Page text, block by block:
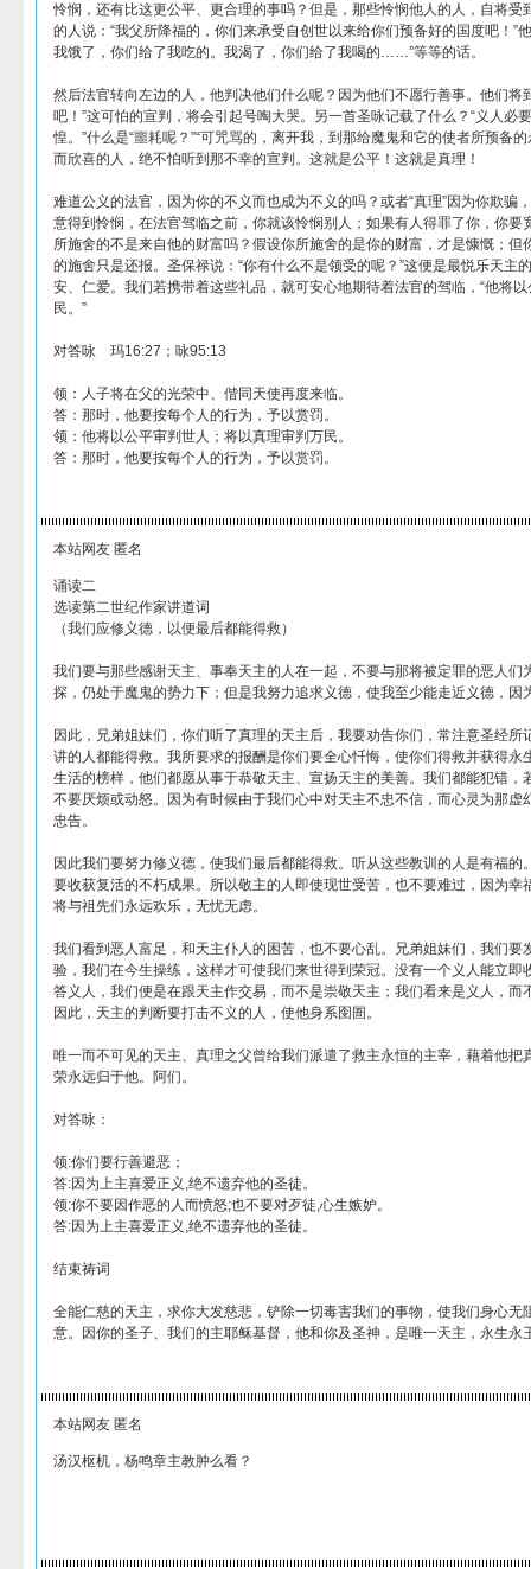
怜悯，还有比这更公平、更合理的事吗？但是，那些怜悯他人的人，自将受
的人说：“我父所降福的，你们来承受自创世以来给你们预备好的国度吧！”
我饿了，你们给了我吃的。我渴了，你们给了我喝的……”等等的话。
然后法官转向左边的人，他判决他们什么呢？因为他们不愿行善事。他们将
吧！”这可怕的宣判，将会引起号啕大哭。另一首圣咏记载了什么？“义人必
惶。”什么是“噩耗呢？”“可咒骂的，离开我，到那给魔鬼和它的使者所预备
而欣喜的人，绝不怕听到那不幸的宣判。这就是公平！这就是真理！
难道公义的法官，因为你的不义而也成为不义的吗？或者“真理”因为你欺骗
意得到怜悯，在法官驾临之前，你就该怜悯别人；如果有人得罪了你，你要
所施舍的不是来自他的财富吗？假设你所施舍的是你的财富，才是慷慨；但
的施舍只是还报。圣保禄说：“你有什么不是领受的呢？”这便是最悦乐天主
安、仁爱。我们若携带着这些礼品，就可安心地期待着法官的驾临，“他将
民。”
对答咏 玛16:27；咏95:13
领：人子将在父的光荣中、偕同天使再度来临。
答：那时，他要按每个人的行为，予以赏罚。
领：他将以公平审判世人；将以真理审判万民。
答：那时，他要按每个人的行为，予以赏罚。
本站网友 匿名
诵读二
选读第二世纪作家讲道词
（我们应修义德，以便最后都能得救）
我们要与那些感谢天主、事奉天主的人在一起，不要与那将被定罪的恶人们
探，仍处于魔鬼的势力下；但是我努力追求义德，使我至少能走近义德，因
因此，兄弟姐妹们，你们听了真理的天主后，我要劝告你们，常注意圣经所
讲的人都能得救。我所要求的报酬是你们要全心忏悔，使你们得救并获得永
生活的榜样，他们都愿从事于恭敬天主、宣扬天主的美善。我们都能犯错，
不要厌烦或动怒。因为有时候由于我们心中对天主不忠不信，而心灵为那虚
忠告。
因此我们要努力修义德，使我们最后都能得救。听从这些教训的人是有福的
要收获复活的不朽成果。所以敬主的人即使现世受苦，也不要难过，因为幸
将与祖先们永远欢乐，无忧无虑。
我们看到恶人富足，和天主仆人的困苦，也不要心乱。兄弟姐妹们，我们要
验，我们在今生操练，这样才可使我们来世得到荣冠。没有一个义人能立即
答义人，我们便是在跟天主作交易，而不是崇敬天主；我们看来是义人，而
因此，天主的判断要打击不义的人，使他身系囹圄。
唯一而不可见的天主、真理之父曾给我们派遣了救主永恒的主宰，藉着他把
荣永远归于他。阿们。
对答咏：
领:你们要行善避恶；
答:因为上主喜爱正义,绝不遗弃他的圣徒。
领:你不要因作恶的人而愤怒;也不要对歹徒,心生嫉妒。
答:因为上主喜爱正义,绝不遗弃他的圣徒。
结束祷词
全能仁慈的天主，求你大发慈悲，铲除一切毒害我们的事物，使我们身心无
意。因你的圣子、我们的主耶稣基督，他和你及圣神，是唯一天主，永生永
本站网友 匿名
汤汉枢机，杨鸣章主教肿么看？